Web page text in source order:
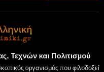
Τεχνών και Πολιτισμού
οργανισμός που φιλοδοξεί